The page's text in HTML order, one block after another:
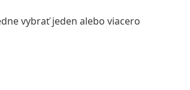
vybrať jeden alebo viacero